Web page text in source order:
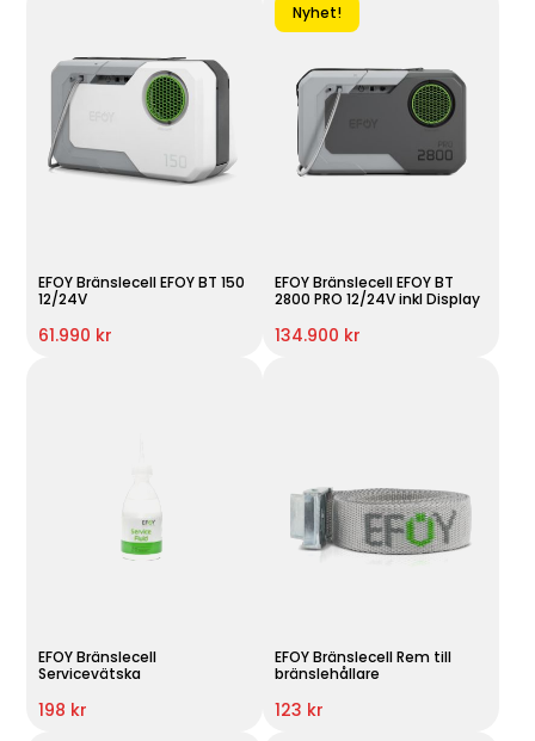
EFOY Bränslecell EFOY BT 150
12/24V
61.990 kr
Nyhet!
EFOY Bränslecell EFOY BT
2800 PRO 12/24V inkl Display
134.900 kr
EFOY Bränslecell
Servicevätska
198 kr
EFOY Bränslecell Rem till
bränslehållare
123 kr